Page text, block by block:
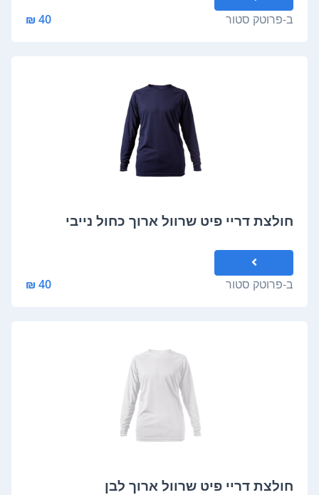
ב-פרוטק סטור 40 ₪
חולצת דריי פיט שרוול ארוך כחול נייבי
ב-פרוטק סטור 40 ₪
חולצת דריי פיט שרוול ארוך לבן